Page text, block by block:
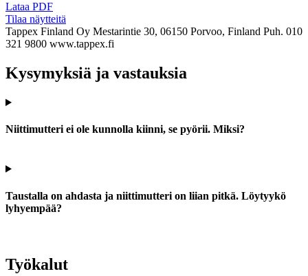
Lataa PDF
Tilaa näytteitä
Tappex Finland Oy Mestarintie 30, 06150 Porvoo, Finland Puh. 010
321 9800 www.tappex.fi
Kysymyksiä ja vastauksia
Niittimutteri ei ole kunnolla kiinni, se pyörii. Miksi?
Taustalla on ahdasta ja niittimutteri on liian pitkä. Löytyykö
lyhyempää?
Työkalut